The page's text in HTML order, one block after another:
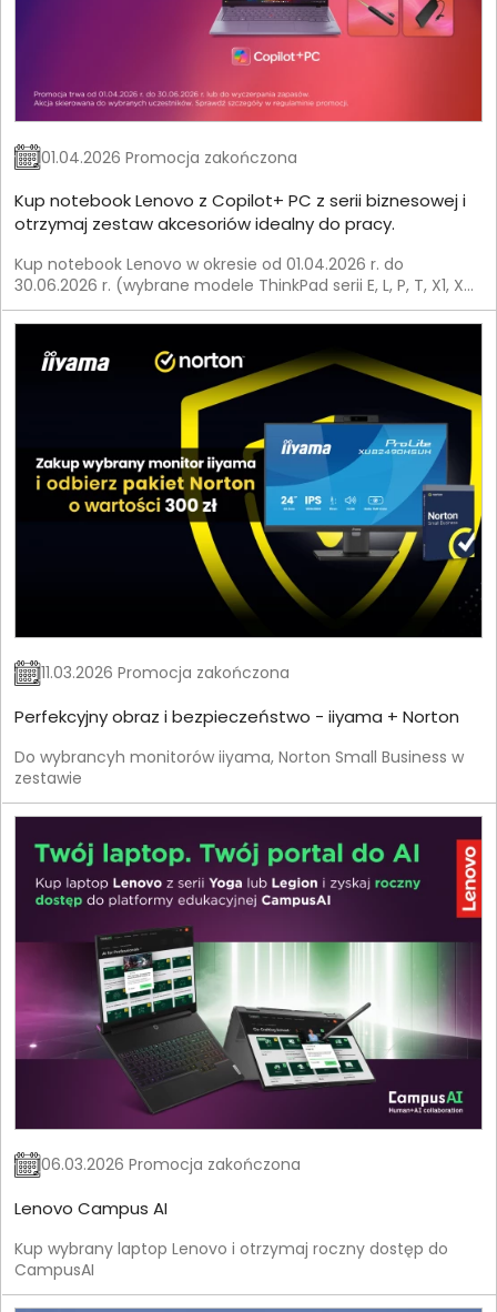
01.04.2026 Promocja zakończona
Kup notebook Lenovo z Copilot+ PC z serii biznesowej i
otrzymaj zestaw akcesoriów idealny do pracy.
Kup notebook Lenovo w okresie od 01.04.2026 r. do
30.06.2026 r. (wybrane modele ThinkPad serii E, L, P, T, X1, X9)
i otrzymaj zestaw akcesoriów od Lenovo
11.03.2026 Promocja zakończona
Perfekcyjny obraz i bezpieczeństwo - iiyama + Norton
Do wybrancyh monitorów iiyama, Norton Small Business w
zestawie
06.03.2026 Promocja zakończona
Lenovo Campus AI
Kup wybrany laptop Lenovo i otrzymaj roczny dostęp do
CampusAI